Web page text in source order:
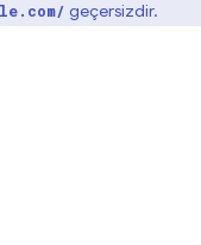
geçersizdir.